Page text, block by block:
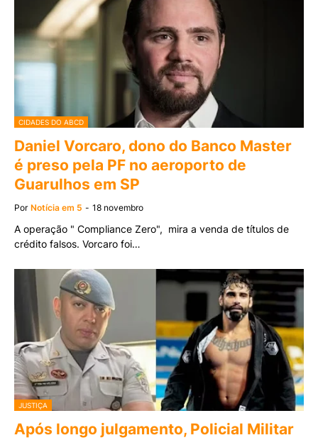
CIDADES DO ABCD
Daniel Vorcaro, dono do Banco Master
é preso pela PF no aeroporto de
Guarulhos em SP
Por Notícia em 5 - 18 novembro
A operação " Compliance Zero", mira a venda de títulos de
crédito falsos. Vorcaro foi…
JUSTIÇA
Após longo julgamento, Policial Militar